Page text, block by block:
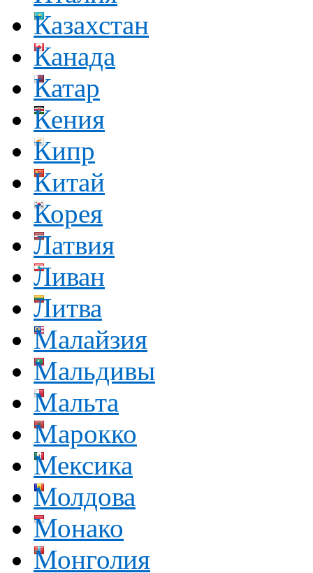
Казахстан
Канада
Катар
Кения
Кипр
Китай
Корея
Латвия
Ливан
Литва
Малайзия
Мальдивы
Мальта
Марокко
Мексика
Молдова
Монако
Монголия